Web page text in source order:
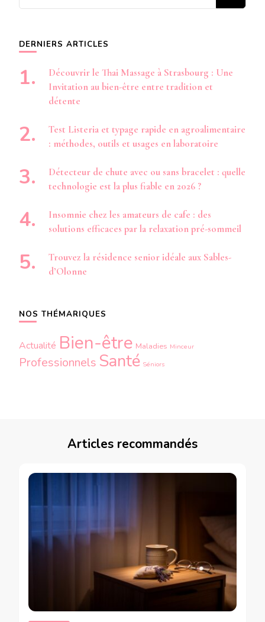
DERNIERS ARTICLES
Découvrir le Thai Massage à Strasbourg : Une
Invitation au bien-être entre tradition et
détente
Test Listeria et typage rapide en agroalimentaire
: méthodes, outils et usages en laboratoire
Détecteur de chute avec ou sans bracelet : quelle
technologie est la plus fiable en 2026 ?
Insomnie chez les amateurs de cafe : des
solutions efficaces par la relaxation pré-sommeil
Trouvez la résidence senior idéale aux Sables-
d’Olonne
NOS THÉMARIQUES
Actualité Bien-être Maladies Minceur
Professionnels Santé Séniors
Articles recommandés